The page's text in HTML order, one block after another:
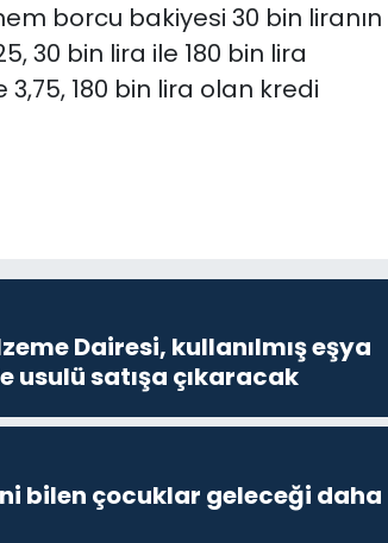
borcu bakiyesi 30 bin liranın
30 bin lira ile 180 bin lira
180 bin lira olan kredi
Dairesi, kullanılmış eşya
usulü satışa çıkaracak
bilen çocuklar geleceği daha